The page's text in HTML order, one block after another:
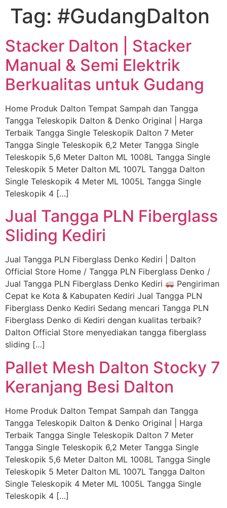
SkipTag: #GudangDalton
Stacker Dalton | Stacker
Manual & Semi Elektrik
Berkualitas untuk Gudang
Home Produk Dalton Tempat Sampah dan Tangga
Tangga Teleskopik Dalton & Denko Original | Harga
Terbaik Tangga Single Teleskopik Dalton 7 Meter
Tangga Single Teleskopik 6,2 Meter Tangga Single
Teleskopik 5,6 Meter Dalton ML 1008L Tangga Single
Teleskopik 5 Meter Dalton ML 1007L Tangga Dalton
Single Teleskopik 4 Meter ML 1005L Tangga Single
Teleskopik 4 […]
Jual Tangga PLN Fiberglass
Sliding Kediri
Jual Tangga PLN Fiberglass Denko Kediri | Dalton
Official Store Home / Tangga PLN Fiberglass Denko /
Jual Tangga PLN Fiberglass Denko Kediri
Pengiriman
Cepat ke Kota & Kabupaten Kediri Jual Tangga PLN
Fiberglass Denko Kediri Sedang mencari Tangga PLN
Fiberglass Denko di Kediri dengan kualitas terbaik?
Dalton Official Store menyediakan tangga fiberglass
sliding […]
Pallet Mesh Dalton Stocky 7
Keranjang Besi Dalton
Home Produk Dalton Tempat Sampah dan Tangga
Tangga Teleskopik Dalton & Denko Original | Harga
Terbaik Tangga Single Teleskopik Dalton 7 Meter
Tangga Single Teleskopik 6,2 Meter Tangga Single
Teleskopik 5,6 Meter Dalton ML 1008L Tangga Single
Teleskopik 5 Meter Dalton ML 1007L Tangga Dalton
Single Teleskopik 4 Meter ML 1005L Tangga Single
Teleskopik 4 […]